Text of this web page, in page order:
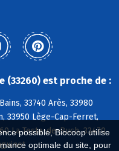
possible, Biocoop utilise
optimale du site, pour
(33260) est proche de :
33740 Arès, 33980
33950 Lège-Cap-Ferret,
La Teste-de-Buch, 33470